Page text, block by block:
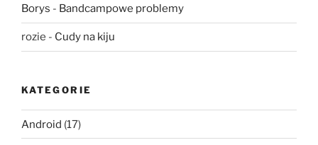
Borys - Bandcampowe problemy
rozie - Cudy na kiju
KATEGORIE
Android (17)